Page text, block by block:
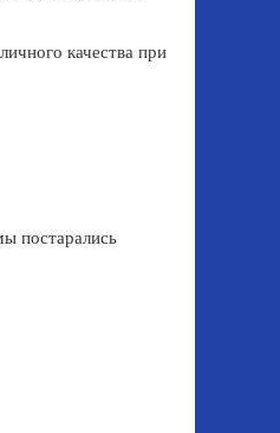
качества при
постарались